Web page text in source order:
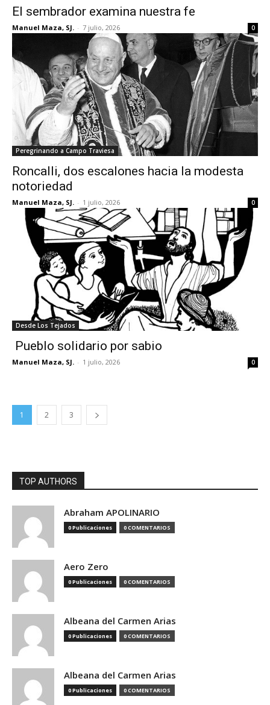
El sembrador examina nuestra fe
Manuel Maza, SJ. - 7 julio, 2026 0
Peregrinando a Campo Traviesa
Roncalli, dos escalones hacia la modesta
notoriedad
Manuel Maza, SJ. - 1 julio, 2026 0
Desde Los Tejados
Pueblo solidario por sabio
Manuel Maza, SJ. - 1 julio, 2026 0
1 2 3
TOP AUTHORS
Abraham APOLINARIO
0 Publicaciones 0 COMENTARIOS
Aero Zero
0 Publicaciones 0 COMENTARIOS
Albeana del Carmen Arias
0 Publicaciones 0 COMENTARIOS
Albeana del Carmen Arias
0 Publicaciones 0 COMENTARIOS